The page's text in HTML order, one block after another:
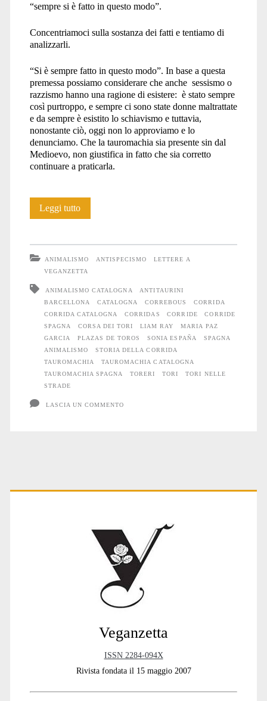
“sempre si è fatto in questo modo”.
Concentriamoci sulla sostanza dei fatti e tentiamo di
analizzarli.
“Si è sempre fatto in questo modo”. In base a questa
premessa possiamo considerare che anche sessismo o
razzismo hanno una ragione di esistere: è stato sempre
così purtroppo, e sempre ci sono state donne maltrattate
e da sempre è esistito lo schiavismo e tuttavia,
nonostante ciò, oggi non lo approviamo e lo
denunciamo. Che la tauromachia sia presente sin dal
Medioevo, non giustifica in fatto che sia corretto
continuare a praticarla.
Leggi tuttoLa
Catalogna
attuale
ANIMALISMO ANTISPECISMO
LETTERE A
VEGANZETTA
ANIMALISMO CATALOGNA
ANTITAURINI
BARCELLONA
CATALOGNA CORREBOUS
CORRIDA
CORRIDA CATALOGNA
CORRIDAS CORRIDE
CORRIDE
SPAGNA
CORSA DEI TORI LIAM RAY
MARIA PAZ
GARCIA
PLAZAS DE TOROS SONIA ESPAÑA
SPAGNA
ANIMALISMO
STORIA DELLA CORRIDA
TAUROMACHIA
TAUROMACHIA CATALOGNA
TAUROMACHIA SPAGNA
TORERI TORI
TORI NELLE
STRADE
LASCIA UN COMMENTO
Primary
Veganzetta
ISSN 2284-094X
Rivista fondata il 15 maggio 2007